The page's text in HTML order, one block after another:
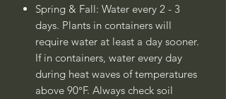
Spring & Fall: Water every 2 - 3
days. Plants in containers will
require water at least a day sooner.
If in containers, water every day
during heat waves of temperatures
above 90°F. Always check soil